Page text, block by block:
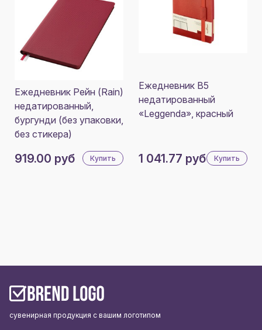
Ежедневник Рейн (Rain)
недатированный,
бургунди (без упаковки,
без стикера)
919.00 руб Купить
Ежедневник В5
недатированный
«Leggenda», красный
1 041.77 руб Купить
сувенирная продукция с вашим логотипом